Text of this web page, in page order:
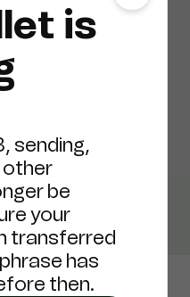
is
sending,
other
be
your
transferred
has
then.